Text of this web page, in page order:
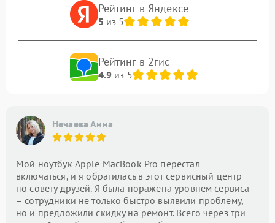
Рейтинг в Яндексе
5 из 5
Рейтинг в 2гис
4.9из 5
Нечаева Анна
Мой ноутбук Apple MacBook Pro перестал
включаться, и я обратилась в этот сервисный центр
по совету друзей. Я была поражена уровнем сервиса
– сотрудники не только быстро выявили проблему,
но и предложили скидку на ремонт. Всего через три